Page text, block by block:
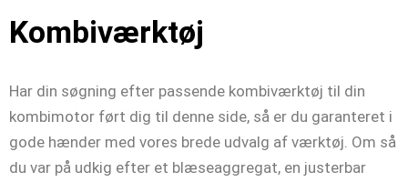
Kombiværktøj
Har din søgning efter passende kombiværktøj til din
kombimotor ført dig til denne side, så er du garanteret i
gode hænder med vores brede udvalg af værktøj. Om så
du var på udkig efter et blæseaggregat, en justerbar